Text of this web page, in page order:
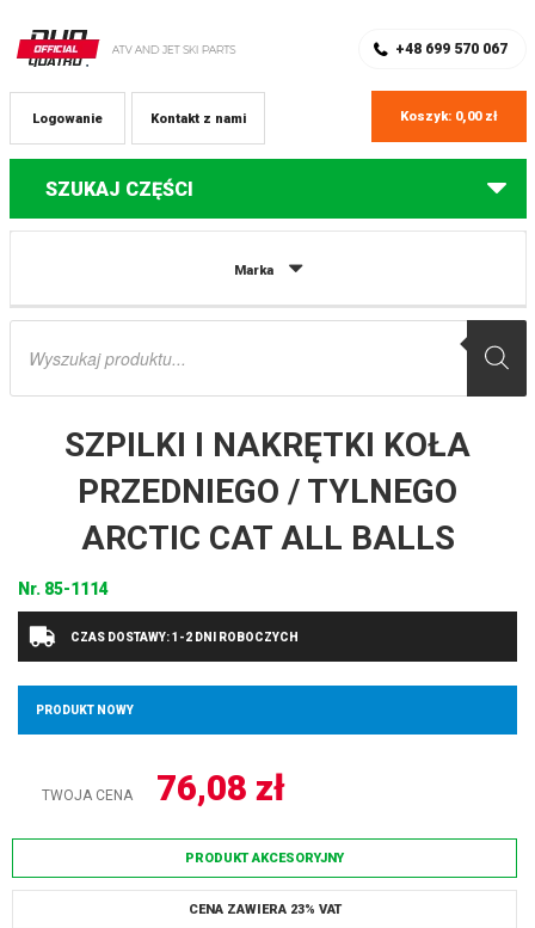
+48 699 570 067
Kontakt z nami
Logowanie Koszyk: 0,00 zł
SZUKAJ CZĘŚCI
Marka
Wyszukiwarka
Części do quadów Arctic Cat
SZPILKI I NAKRĘTKI KOŁA
PRZEDNIEGO / TYLNEGO
ARCTIC CAT ALL BALLS
Nr. 85-1114
CZAS DOSTAWY: 1-2 DNI ROBOCZYCH
PRODUKT NOWY
TWOJA CENA 76,08 zł
PRODUKT AKCESORYJNY
CENA ZAWIERA 23% VAT